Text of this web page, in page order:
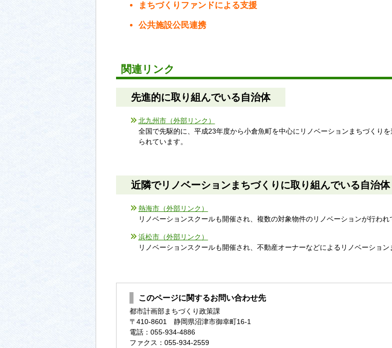
まちづくりファンドによる支援
公共施設公民連携
関連リンク
先進的に取り組んでいる自治体
北九州市（外部リンク）
全国で先駆的に、平成23年度から小倉魚町を中心にリノベーションまちづくり
られています。
近隣でリノベーションまちづくりに取り組んでいる自治体
熱海市（外部リンク）
リノベーションスクールも開催され、複数の対象物件のリノベーションが行われ
浜松市（外部リンク）
リノベーションスクールも開催され、不動産オーナーなどによるリノベーション
このページに関するお問い合わせ先
都市計画部まちづくり政策課
〒410-8601 静岡県沼津市御幸町16-1
電話：055-934-4886
ファクス：055-934-2559